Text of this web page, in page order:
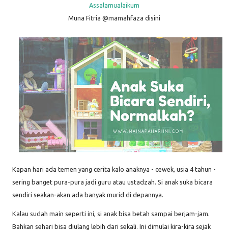
Assalamualaikum
Muna Fitria @mamahfaza disini
Kapan hari ada temen yang cerita kalo anaknya - cewek, usia 4 tahun -
sering banget pura-pura jadi guru atau ustadzah. Si anak suka bicara
sendiri seakan-akan ada banyak murid di depannya.
Kalau sudah main seperti ini, si anak bisa betah sampai berjam-jam.
Bahkan sehari bisa diulang lebih dari sekali. Ini dimulai kira-kira sejak